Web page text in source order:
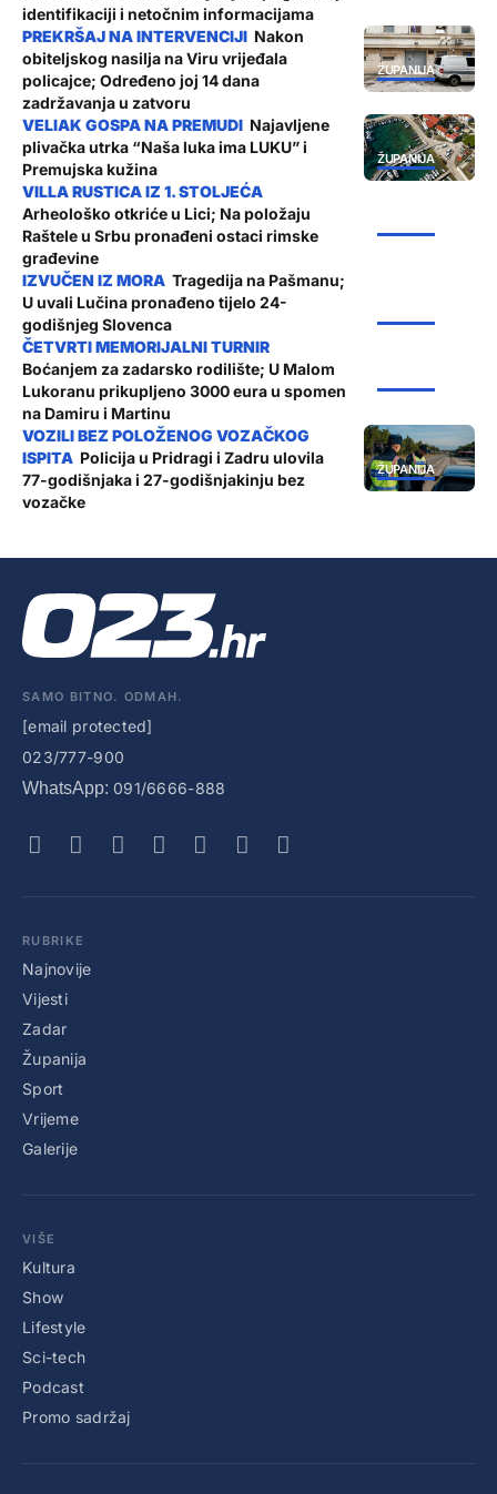
identifikaciji i netočnim informacijama
ŽUPANIJA
Nakon
obiteljskog nasilja na Viru vrijeđala
policajce; Određeno joj 14 dana
zadržavanja u zatvoru
ŽUPANIJA
Najavljene
plivačka utrka “Naša luka ima LUKU” i
Premujska kužina
Arheološko otkriće u Lici; Na položaju
Raštele u Srbu pronađeni ostaci rimske
građevine
Tragedija na Pašmanu;
U uvali Lučina pronađeno tijelo 24-
godišnjeg Slovenca
Boćanjem za zadarsko rodilište; U Malom
Lukoranu prikupljeno 3000 eura u spomen
na Damiru i Martinu
ŽUPANIJA
Policija u Pridragi i Zadru ulovila
77-godišnjaka i 27-godišnjakinju bez
vozačke
SAMO BITNO. ODMAH.
[email protected]
023/777-900
WhatsApp: 091/6666-888
RUBRIKE
Najnovije
Vijesti
Zadar
Županija
Sport
Vrijeme
Galerije
VIŠE
Kultura
Show
Lifestyle
Sci-tech
Podcast
Promo sadržaj